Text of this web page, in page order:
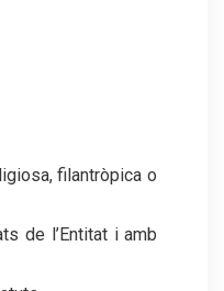
filantròpica o
de l’Entitat i amb